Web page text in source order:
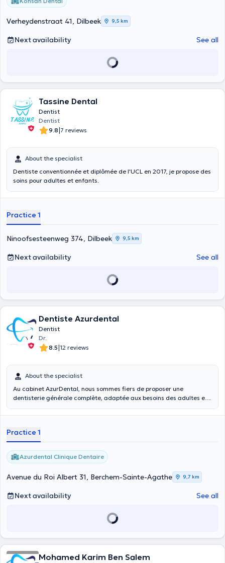
Verheydenstraat 41, Dilbeek 9,5 km
Next availability See all
Tassine Dental
Dentist
Dentist
9.8|7 reviews
About the specialist
Dentiste conventionnée et diplômée de l'UCL en 2017, je propose des
soins pour adultes et enfants.
Practice 1
Ninoofsesteenweg 374, Dilbeek 9,5 km
Next availability See all
Dentiste Azurdental
Dentist
Dr.
8.5|12 reviews
About the specialist
Au cabinet AzurDental, nous sommes fiers de proposer une
dentisterie générale complète, adaptée aux besoins des adultes et
haute qualité pour toute la famille, visant à maintenir une excellente
Practice 1
Azurdental Clinique Dentaire
Avenue du Roi Albert 31, Berchem-Sainte-Agathe 9,7 km
Next availability See all
Mohamed Karim Ben Salem